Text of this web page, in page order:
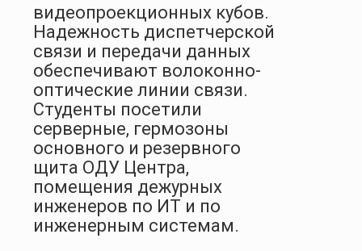
видеопроекционных кубов.
Надежность диспетчерской
связи и передачи данных
обеспечивают волоконно-
оптические линии связи.
Студенты посетили
серверные, гермозоны
основного и резервного
щита ОДУ Центра,
помещения дежурных
инженеров по ИТ и по
инженерным системам.